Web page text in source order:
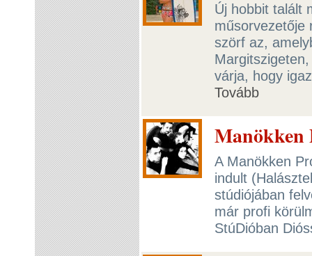
Új hobbit talált
műsorvezetője
szörf az,
várja, hogy
Tovább
Manökken
A Manökken
indult
stúdiójában
már profi
StúDióban